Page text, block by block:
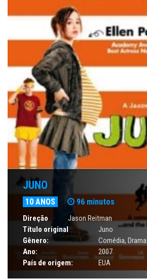
JUNO
10 ANOS 96 minutos
Direção
Jason Reitman
Título original
Juno
Gênero:
Comédia, Drama
Ano:
2007
País de origem:
EUA